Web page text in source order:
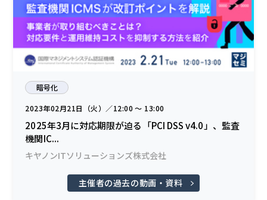
暗号化
2023年02月21日（火）／12:00 〜 13:00
2025年3月に対応期限が迫る「PCI DSS v4.0」、監査
機関IC...
キヤノンITソリューションズ株式会社
主催者の過去の動画・資料